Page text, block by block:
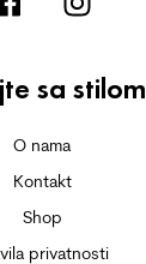
sa stilom
O nama
Kontakt
Shop
privatnosti